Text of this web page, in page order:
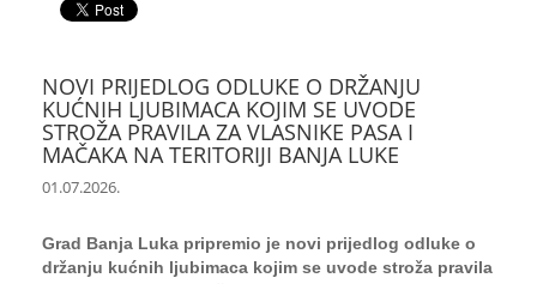
NOVI PRIJEDLOG ODLUKE O DRŽANJU
KUĆNIH LJUBIMACA KOJIM SE UVODE
STROŽA PRAVILA ZA VLASNIKE PASA I
MAČAKA NA TERITORIJI BANJA LUKE
01.07.2026.
Grad Banja Luka pripremio je novi prijedlog odluke o
držanju kućnih ljubimaca kojim se uvode stroža pravila